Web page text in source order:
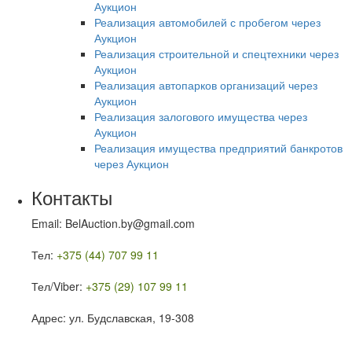
Аукцион
Реализация автомобилей с пробегом через
Аукцион
Реализация строительной и спецтехники через
Аукцион
Реализация автопарков организаций через
Аукцион
Реализация залогового имущества через
Аукцион
Реализация имущества предприятий банкротов
через Аукцион
Контакты
Email: BelAuction.by@gmail.com
Тел: +375 (44) 707 99 11
Тел/Viber: +375 (29) 107 99 11
Адрес: ул. Будславская, 19-308